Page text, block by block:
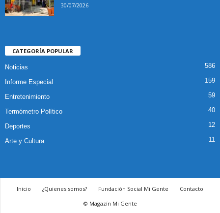
30/07/2026
CATEGORÍA POPULAR
Noticias 586
Informe Especial 159
Entretenimiento 59
Termómetro Político 40
Deportes 12
Arte y Cultura 11
Inicio ¿Quienes somos? Fundación Social Mi Gente
Contacto
© Magazín Mi Gente